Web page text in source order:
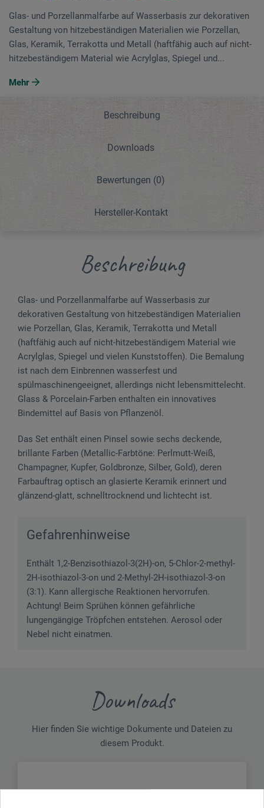
Glas- und Porzellanmalfarbe auf Wasserbasis zur dekorativen
Gestaltung von hitzebeständigen Materialien wie Porzellan,
Glas, Keramik, Terrakotta und Metall (haftfähig auch auf nicht-
hitzebeständigem Material wie Acrylglas, Spiegel und...
Mehr
Beschreibung
Downloads
Bewertungen (0)
Hersteller-Kontakt
Beschreibung
Glas- und Porzellanmalfarbe auf Wasserbasis zur
dekorativen Gestaltung von hitzebeständigen Materialien
wie Porzellan, Glas, Keramik, Terrakotta und Metall
(haftfähig auch auf nicht-hitzebeständigem Material wie
Acrylglas, Spiegel und vielen Kunststoffen). Die Bemalung
ist nach dem Einbrennen wasserfest und
spülmaschinengeeignet, allerdings nicht lebensmittelecht.
Glass & Porcelain-Farben enthalten ein innovatives
Bindemittel auf Basis von Pflanzenöl.
Das Set enthält einen Pinsel sowie sechs deckende,
brillante Farben (Metallic-Farbtöne: Perlmutt-Weiß,
Champagner, Kupfer, Goldbronze, Silber, Gold), deren
Farbauftrag optisch an glasierte Keramik erinnert und
glänzend-glatt, schnelltrocknend und lichtecht ist.
Gefahrenhinweise
Enthält 1,2-Benzisothiazol-3(2H)-on, 5-Chlor-2-methyl-
2H-isothiazol-3-on und 2-Methyl-2H-isothiazol-3-on
(3:1). Kann allergische Reaktionen hervorrufen.
Achtung! Beim Sprühen können gefährliche
lungengängige Tröpfchen entstehen. Aerosol oder
Nebel nicht einatmen.
Downloads
Hier finden Sie wichtige Dokumente und Dateien zu
diesem Produkt.